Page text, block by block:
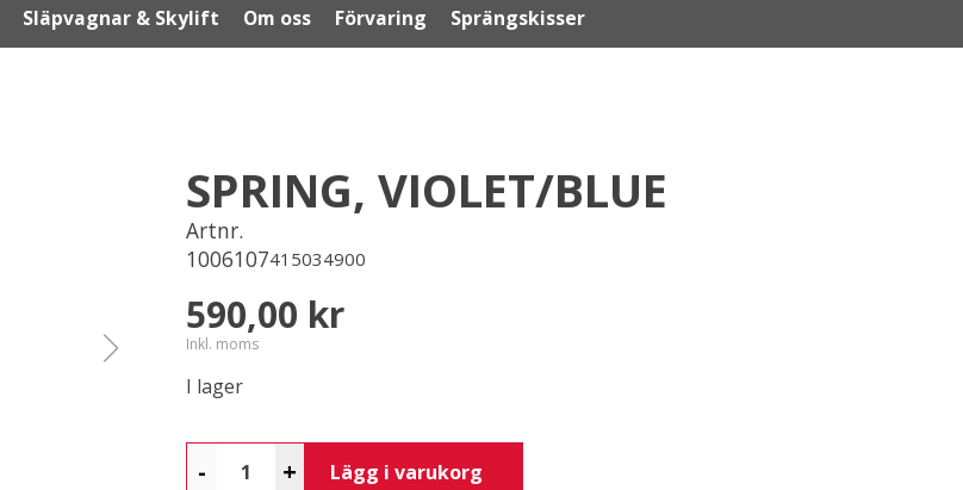
Släpvagnar & Skylift Om oss Förvaring Sprängskisser
SPRING, VIOLET/BLUE
Artnr.
1006107415034900
590,00 kr
Inkl. moms
I lager
- + Lägg i varukorg